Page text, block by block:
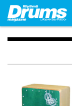
Skip
content